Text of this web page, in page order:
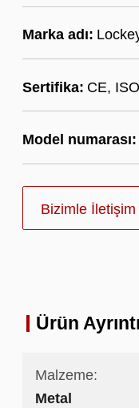
Marka adı:
Sertifika: CE,
Model numarası:
Bizimle İletişim
Ürün
Malzeme:
Metal